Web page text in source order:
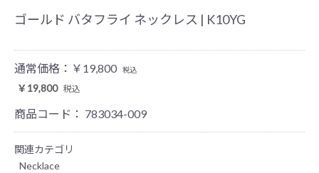
ゴールド バタフライ ネックレス | K10YG
通常価格： ￥19,800 税込
￥19,800 税込
商品コード： 783034-009
関連カテゴリ
Necklace